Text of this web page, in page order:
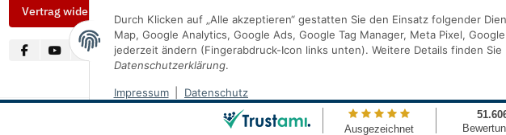
Durch Klicken auf „Alle akzeptieren“ gestatten Sie den Einsatz folgender
Map, Google Analytics, Google Ads, Google Tag Manager, Meta Pixel,
jederzeit ändern (Fingerabdruck-Icon links unten). Weitere Details finden Sie
Datenschutzerklärung.
Impressum Datenschutz
Vertrag widerrufen
* Alle Preise inkl. gesetzlicher USt., inkl.Versand